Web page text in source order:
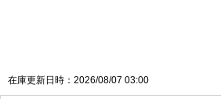
ます。
反面、耐食性は低く、磁
在庫更新日時：2026/08/07 03:00